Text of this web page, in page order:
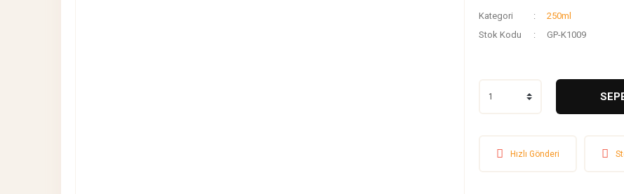
Kategori
250ml
Stok Kodu
GP-K1009
Hızlı Gönderi